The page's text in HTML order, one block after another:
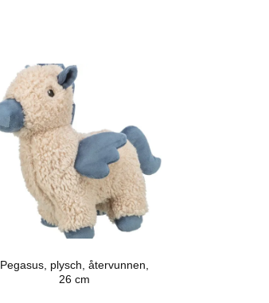
Pegasus, plysch, återvunnen,
26 cm